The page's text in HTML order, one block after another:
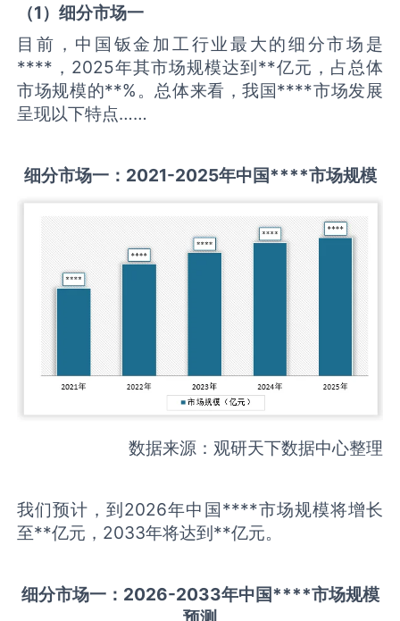
（1）细分市场一
目前，中国钣金加工行业最大的细分市场是
****，2025年其市场规模达到**亿元，占总体
市场规模的**%。总体来看，我国****市场发展
呈现以下特点……
细分市场一： 2021-2025年中国****市场规模
数据来源：观研天下数据中心整理
我们预计，到2026年中国****市场规模将增长
至**亿元，2033年将达到**亿元。
细分市场一： 2026-2033年中国****市场规模